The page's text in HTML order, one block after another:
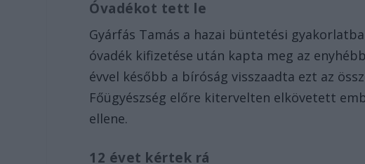
Óvadékot tett le
Gyárfás Tamás a hazai büntetési
óvadék kifizetése után kapta meg az
évvel később a bíróság visszaadta ezt az
Főügyészség előre kitervelten elkövetett
ellene.
12 évet kértek rá